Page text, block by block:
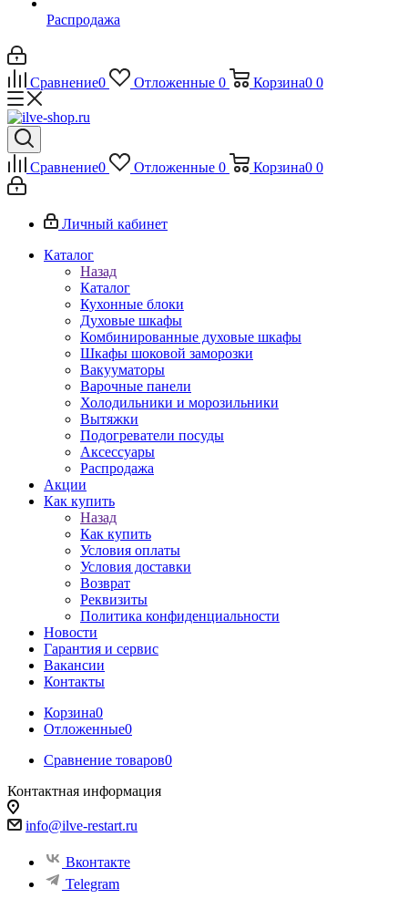
Распродажа
Сравнение0 Отложенные 0 Корзина0 0
Сравнение0 Отложенные 0 Корзина0 0
Личный кабинет
Каталог
Назад
Каталог
Кухонные блоки
Духовые шкафы
Комбинированные духовые шкафы
Шкафы шоковой заморозки
Вакууматоры
Варочные панели
Холодильники и морозильники
Вытяжки
Подогреватели посуды
Аксессуары
Распродажа
Акции
Как купить
Назад
Как купить
Условия оплаты
Условия доставки
Возврат
Реквизиты
Политика конфиденциальности
Новости
Гарантия и сервис
Вакансии
Контакты
Корзина0
Отложенные0
Сравнение товаров0
Контактная информация
info@ilve-restart.ru
Вконтакте
Telegram